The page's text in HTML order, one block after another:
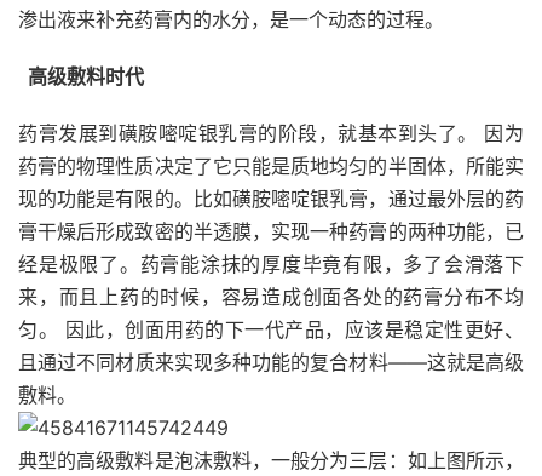
渗出液来补充药膏内的水分，是一个动态的过程。
高级敷料时代
药膏发展到磺胺嘧啶银乳膏的阶段，就基本到头了。 因为
药膏的物理性质决定了它只能是质地均匀的半固体，所能实
现的功能是有限的。比如磺胺嘧啶银乳膏，通过最外层的药
膏干燥后形成致密的半透膜，实现一种药膏的两种功能，已
经是极限了。药膏能涂抹的厚度毕竟有限，多了会滑落下
来，而且上药的时候，容易造成创面各处的药膏分布不均
匀。 因此，创面用药的下一代产品，应该是稳定性更好、
且通过不同材质来实现多种功能的复合材料——这就是高级
敷料。
典型的高级敷料是泡沫敷料，一般分为三层：如上图所示，